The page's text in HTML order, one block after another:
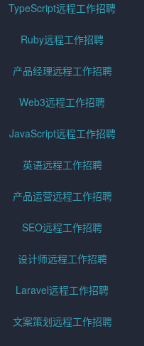
TypeScript远程工作招聘
Ruby远程工作招聘
产品经理远程工作招聘
Web3远程工作招聘
JavaScript远程工作招聘
英语远程工作招聘
产品运营远程工作招聘
SEO远程工作招聘
设计师远程工作招聘
Laravel远程工作招聘
文案策划远程工作招聘